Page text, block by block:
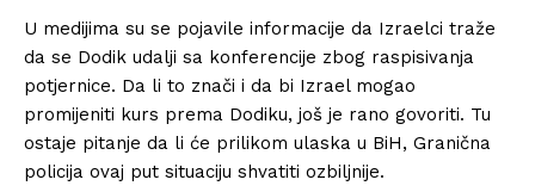
U medijima su se pojavile informacije da Izraelci traže
da se Dodik udalji sa konferencije zbog raspisivanja
potjernice. Da li to znači i da bi Izrael mogao
promijeniti kurs prema Dodiku, još je rano govoriti. Tu
ostaje pitanje da li će prilikom ulaska u BiH, Granična
policija ovaj put situaciju shvatiti ozbiljnije.